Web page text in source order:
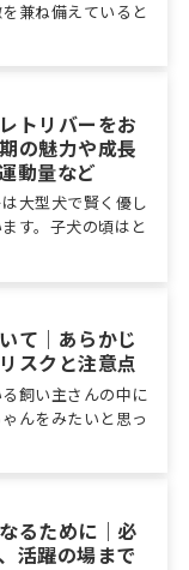
兼ね備えていると
トリバーをお
の魅力や成長
動量など
大型犬で賢く優し
す。子犬の頃はと
て｜あらかじ
スクと注意点
飼い主さんの中に
んをみたいと思っ
るために｜必
活躍の場まで